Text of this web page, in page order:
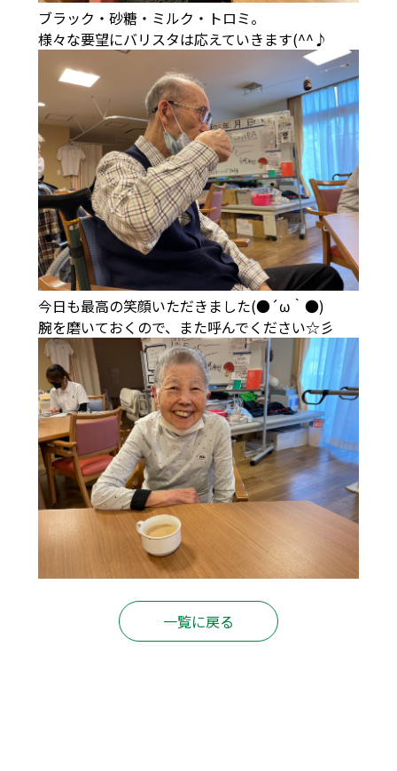
ブラック・砂糖・ミルク・トロミ。
様々な要望にバリスタは応えていきます(^^♪
今日も最高の笑顔いただきました(●´ω｀●)
腕を磨いておくので、また呼んでください☆彡
一覧に戻る